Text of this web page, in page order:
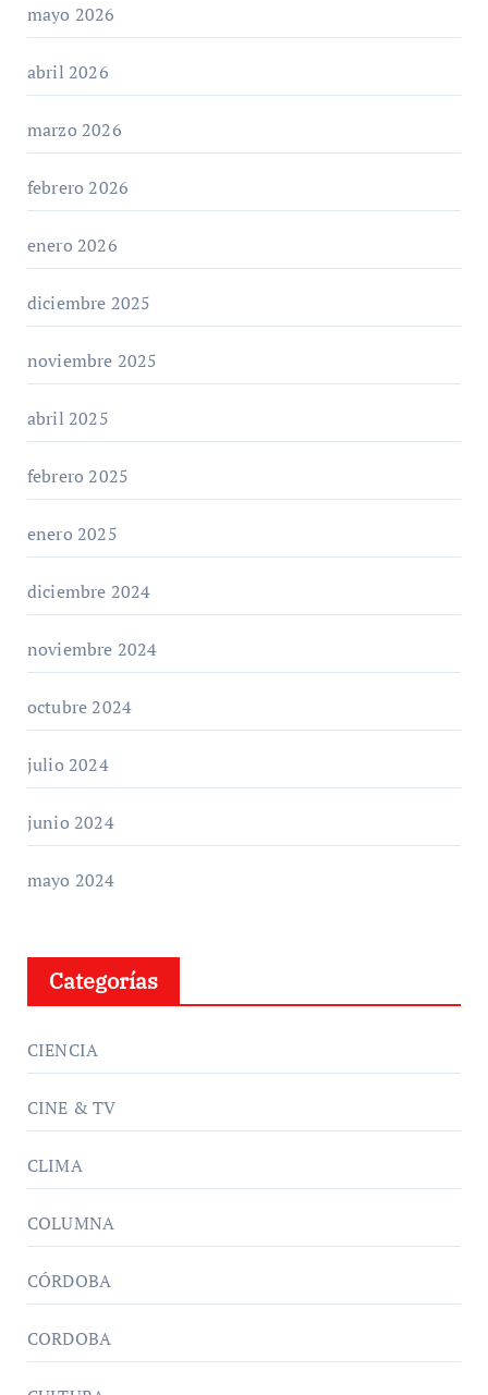
mayo 2026
abril 2026
marzo 2026
febrero 2026
enero 2026
diciembre 2025
noviembre 2025
abril 2025
febrero 2025
enero 2025
diciembre 2024
noviembre 2024
octubre 2024
julio 2024
junio 2024
mayo 2024
Categorías
CIENCIA
CINE & TV
CLIMA
COLUMNA
CÓRDOBA
CORDOBA